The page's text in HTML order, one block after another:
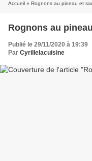
Accueil » Rognons au pineau et
Rognons au
Publié le 29/11/2020 à 19:39
Par Cyrillelacuisine